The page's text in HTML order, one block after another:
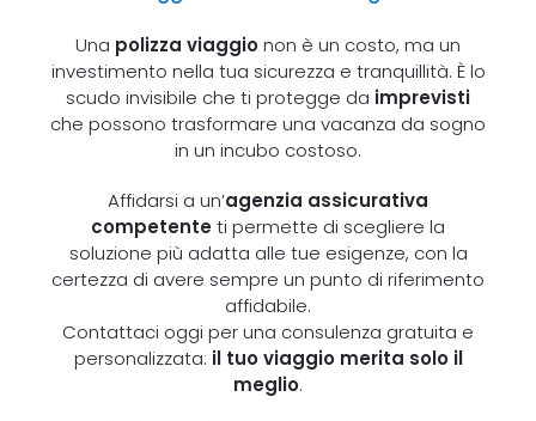
Una polizza viaggionon è un costo, ma un
investimento nella tua sicurezza e tranquillità. È lo
scudo invisibile che ti protegge da imprevisti
che possono trasformare una vacanza da sogno
in un incubo costoso.
Affidarsi a un’agenzia assicurativa
competenteti permette di scegliere la
soluzione più adatta alle tue esigenze, con la
certezza di avere sempre un punto di riferimento
affidabile.
Contattaci oggi per una consulenza gratuita e
personalizzata: il tuo viaggio merita solo il
meglio.